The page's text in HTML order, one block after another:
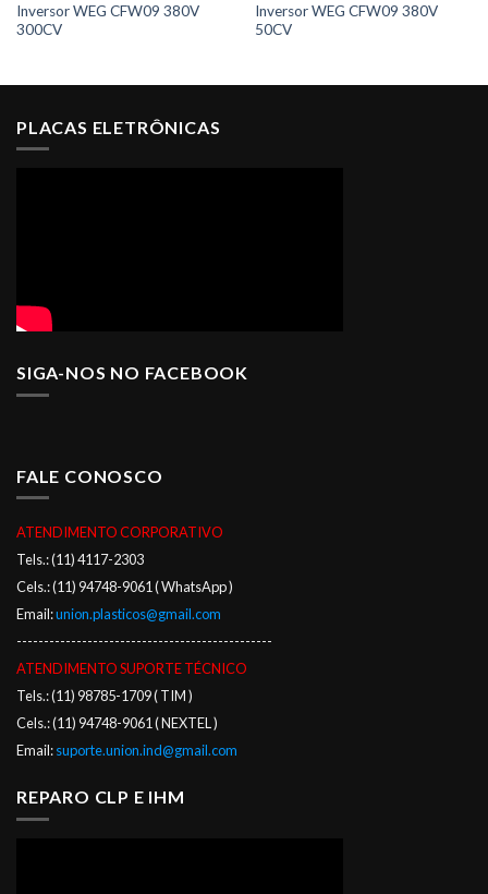
Inversor WEG CFW09 380V
300CV
Inversor WEG CFW09 380V
50CV
PLACAS ELETRÔNICAS
SIGA-NOS NO FACEBOOK
FALE CONOSCO
ATENDIMENTO CORPORATIVO
Tels.: (11) 4117-2303
Cels.: (11) 94748-9061 ( WhatsApp )
Email:union.plasticos@gmail.com
-----------------------------------------------
ATENDIMENTO SUPORTE TÉCNICO
Tels.: (11) 98785-1709 ( TIM )
Cels.: (11) 94748-9061 ( NEXTEL )
Email:suporte.union.ind@gmail.com
REPARO CLP E IHM